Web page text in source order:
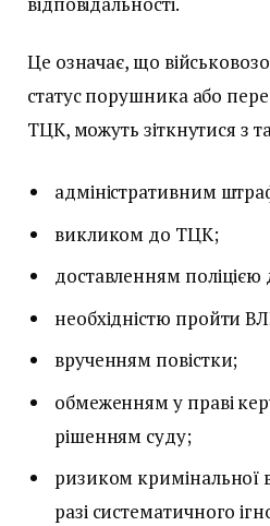
Це означає, що
статус порушника або
ТЦК, можуть зіткнутися з
адміністративним
викликом до ТЦК;
доставленням
необхідністю пройти
врученням повістки;
обмеженням у праві
рішенням суду;
ризиком кримінальної
разі систематичного